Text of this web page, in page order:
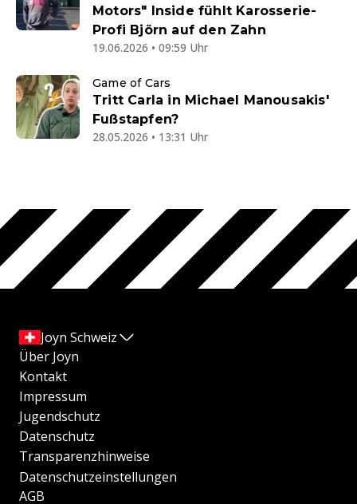
Motors" Inside fühlt Karosserie-
Profi Björn auf den Zahn
19.06.2026 • 09:59 Uhr
Game of Cars
Tritt Carla in Michael Manousakis'
Fußstapfen?
28.05.2026 • 13:31 Uhr
Joyn Schweiz
Über Joyn
Kontakt
Impressum
Jugendschutz
Datenschutz
Transparenzhinweise
Datenschutzeinstellungen
AGB